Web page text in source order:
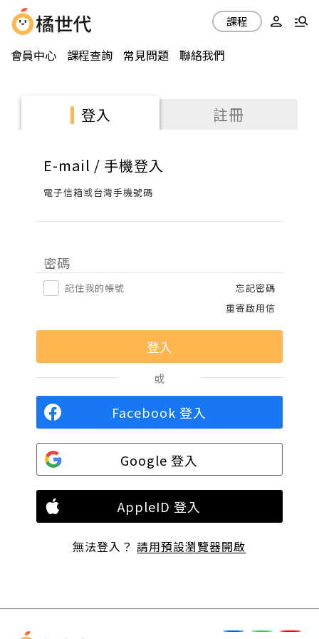
會員中心 課程查詢 常見問題 聯絡我們
課程
登入 註冊
E-mail / 手機登入
電子信箱或台灣手機號碼
密碼
記住我的帳號
忘記密碼
重寄啟用信
或
Facebook 登入
Google 登入
AppleID 登入
無法登入？請用預設瀏覽器開啟